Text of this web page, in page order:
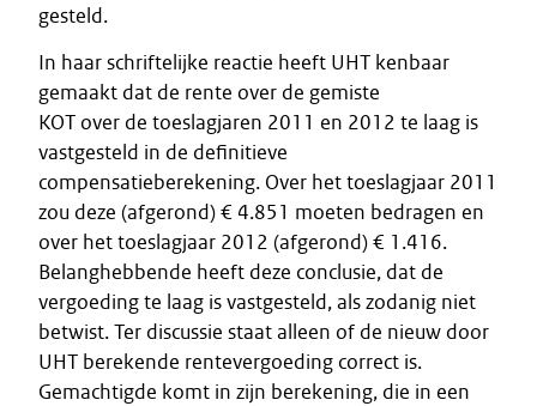
gesteld.
In haar schriftelijke reactie heeft UHT kenbaar
gemaakt dat de rente over de gemiste
KOT over de toeslagjaren 2011 en 2012 te laag is
vastgesteld in de definitieve
compensatieberekening. Over het toeslagjaar 2011
zou deze (afgerond) € 4.851 moeten bedragen en
over het toeslagjaar 2012 (afgerond) € 1.416.
Belanghebbende heeft deze conclusie, dat de
vergoeding te laag is vastgesteld, als zodanig niet
betwist. Ter discussie staat alleen of de nieuw door
UHT berekende rentevergoeding correct is.
Gemachtigde komt in zijn berekening, die in een